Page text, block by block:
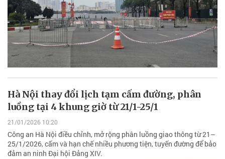
Hà Nội thay đổi lịch tạm cấm đường, phân
luồng tại 4 khung giờ từ 21/1-25/1
21/01/2026 10:20
Công an Hà Nội điều chỉnh, mở rộng phân luồng giao thông từ 21–
25/1/2026, cấm và hạn chế nhiều phương tiện, tuyến đường để bảo
đảm an ninh Đại hội Đảng XIV.